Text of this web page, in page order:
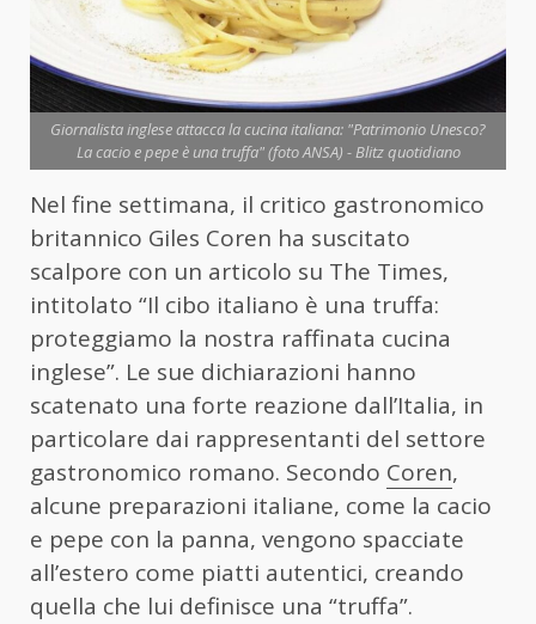
Giornalista inglese attacca la cucina italiana: "Patrimonio Unesco?
La cacio e pepe è una truffa" (foto ANSA) - Blitz quotidiano
Nel fine settimana, il critico gastronomico
britannico Giles Coren ha suscitato
scalpore con un articolo su The Times,
intitolato “Il cibo italiano è una truffa:
proteggiamo la nostra raffinata cucina
inglese”. Le sue dichiarazioni hanno
scatenato una forte reazione dall’Italia, in
particolare dai rappresentanti del settore
gastronomico romano. Secondo Coren,
alcune preparazioni italiane, come la cacio
e pepe con la panna, vengono spacciate
all’estero come piatti autentici, creando
quella che lui definisce una “truffa”.